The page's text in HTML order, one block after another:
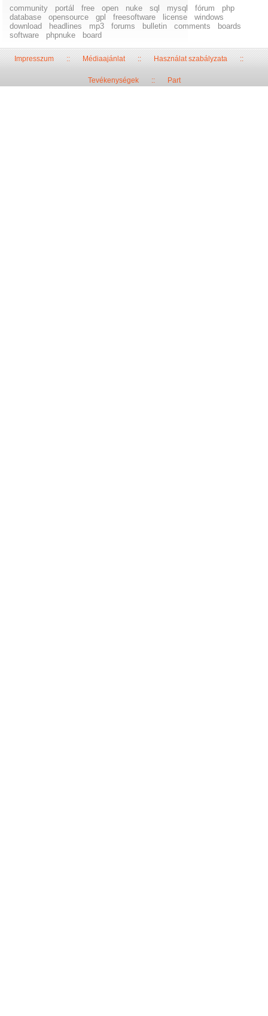
community portál free open nuke sql mysql fórum
php
database
opensource gpl freesoftware license
windows
download
headlines mp3 forums bulletin comments
boards
software
phpnuke board
Impresszum::Médiaajánlat::Használat szabályzata::
Tevékenységek:: Part